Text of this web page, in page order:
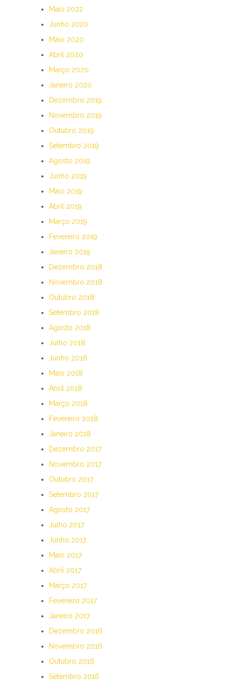
Maio 2022
Junho 2020
Maio 2020
Abril 2020
Março 2020
Janeiro 2020
Dezembro 2019
Novembro 2019
Outubro 2019
Setembro 2019
Agosto 2019
Junho 2019
Maio 2019
Abril 2019
Março 2019
Fevereiro 2019
Janeiro 2019
Dezembro 2018
Novembro 2018
Outubro 2018
Setembro 2018
Agosto 2018
Julho 2018
Junho 2018
Maio 2018
Abril 2018
Março 2018
Fevereiro 2018
Janeiro 2018
Dezembro 2017
Novembro 2017
Outubro 2017
Setembro 2017
Agosto 2017
Julho 2017
Junho 2017
Maio 2017
Abril 2017
Março 2017
Fevereiro 2017
Janeiro 2017
Dezembro 2016
Novembro 2016
Outubro 2016
Setembro 2016